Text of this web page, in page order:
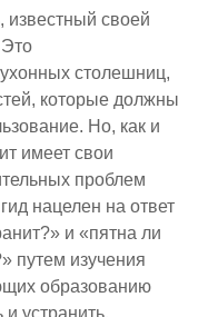
он подвержен
и
предотвращения
как масла, вино
и применение
помочь
состоящая
шпата и
пятна,
своей
Это
столешниц,
которые должны
Но, как и
имеет свои
проблем
нацелен на ответ
и «пятна ли
путем изучения
образованию
и устранить.